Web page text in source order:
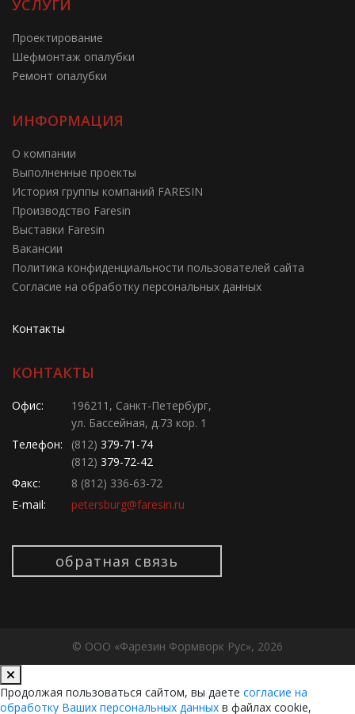
УСЛУГИ
Проектирование
Шефмонтаж опалубки
Ремонт опалубки
ИНФОРМАЦИЯ
О компании
Выполненные проекты
История группы компаний FARESIN
Производство Faresin
Выставки Faresin
Вакансии
Политика конфиденциальности пользователей сайта
Согласие на обработку персональных данных
Контакты
КОНТАКТЫ
Офис:
196211, Санкт-Петербург,
ул. Бассейная, д.73 кор. 1
Телефон:
(812) 379-71-74
(812) 379-72-42
Факс:
8 (812) 336-63-72
E-mail:
petersburg@faresin.ru
обратная связь
© ООО «Фарезин Формворк Рус», 2026
Продолжая пользоваться сайтом, вы даете согласие на
обработку Ваших персональных данных в файлах cookie,